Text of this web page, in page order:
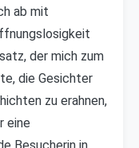
ab mit
der mich zum
die Gesichter
zu erahnen,
eine